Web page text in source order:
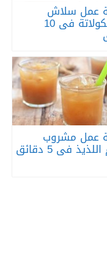
عمل سلاش
بالشيكولاتة فى 10
عمل مشروب
فى 5 دقائق